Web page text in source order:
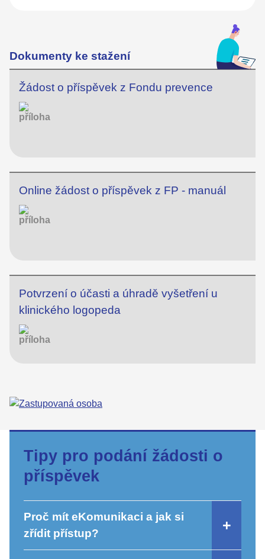
Dokumenty ke stažení
Žádost o příspěvek z Fondu prevence
Online žádost o příspěvek z FP - manuál
Potvrzení o účasti a úhradě vyšetření u
klinického logopeda
Tipy pro podání žádosti o
příspěvek
Proč mít eKomunikaci a jak si
zřídit přístup?